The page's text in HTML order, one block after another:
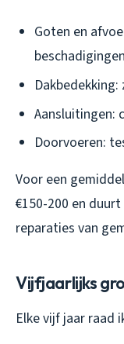
Goten en
beschadigingen
Aansluitingen:
Doorvoeren:
Voor een
€150-200 en
reparaties van
Vijfjaarlijks
Elke vijf jaar raad